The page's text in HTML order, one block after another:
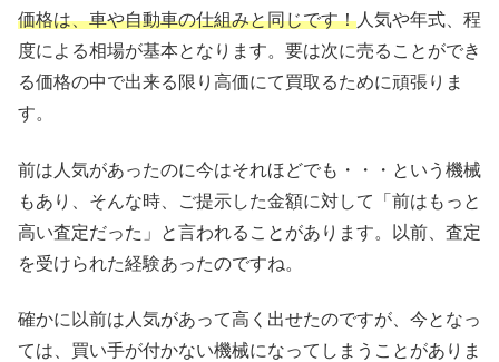
価格は、車や自動車の仕組みと同じです！人気や年式、程
度による相場が基本となります。要は次に売ることができ
る価格の中で出来る限り高価にて買取るために頑張りま
す。
前は人気があったのに今はそれほどでも・・・という機械
もあり、そんな時、ご提示した金額に対して「前はもっと
高い査定だった」と言われることがあります。以前、査定
を受けられた経験あったのですね。
確かに以前は人気があって高く出せたのですが、今となっ
ては、買い手が付かない機械になってしまうことがありま